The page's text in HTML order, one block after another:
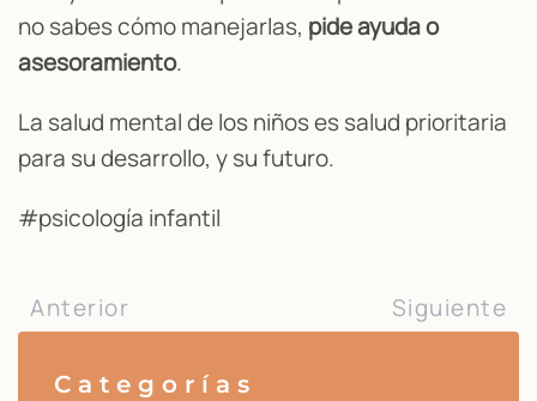
no sabes cómo manejarlas, pide ayuda o
asesoramiento.
La salud mental de los niños es salud prioritaria
para su desarrollo, y su futuro.
#psicología infantil
Anterior Siguiente
Categorías